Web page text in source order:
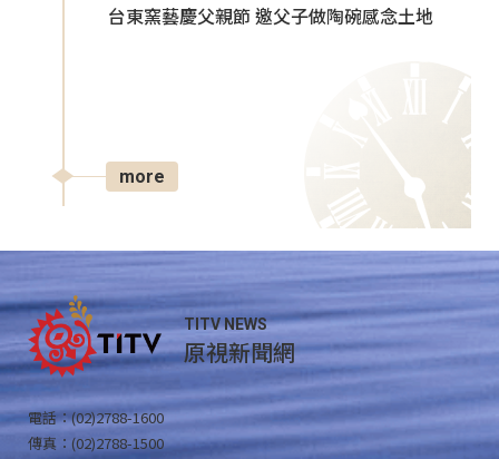
台東窯藝慶父親節 邀父子做陶碗感念土地
more
TITV NEWS
原視新聞網
電話：(02)2788-1600
傳真：(02)2788-1500